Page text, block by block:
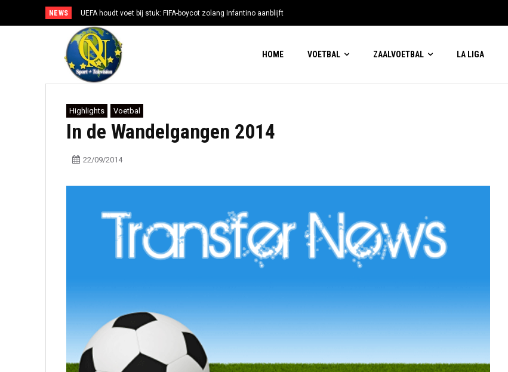
NEWS UEFA houdt voet bij stuk: FIFA-boycot zolang Infantino aanblijft
HOME VOETBAL ZAALVOETBAL LA LIGA
Highlights Voetbal
In de Wandelgangen 2014
22/09/2014